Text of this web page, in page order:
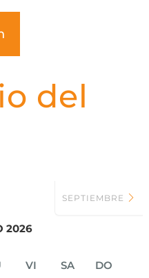
del
2026
SEPTIEMBRE
VI SA DO